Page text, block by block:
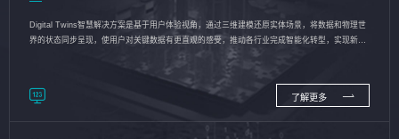
Digital Twins智慧解决方案是基于用户体验视角，通过三维建模还原实体场景，将数据和物理世
界的状态同步呈现，使用户对关键数据有更直观的感受，推动各行业完成智能化转型，实现新旧
了解更多